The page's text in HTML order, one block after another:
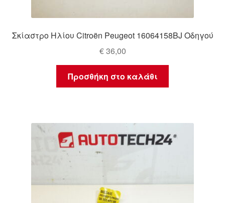
Σκίαστρο Ηλίου Citroën Peugeot 16064158BJ Οδηγού
€36,00
Προσθήκη στο καλάθι